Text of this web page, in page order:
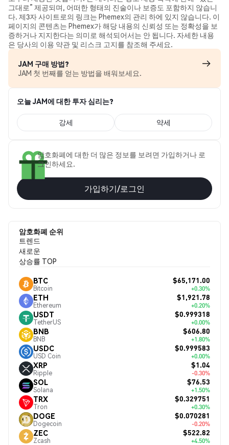
그대로” 제공되며, 어떠한 형태의 진술이나 보증도 포함하지 않습니
다. 제3자 사이트로의 링크는 Phemex의 관리 하에 있지 않습니다. 이
페이지의 콘텐츠는 Phemex가 해당 내용의 신뢰성 또는 정확성을 보
증하거나 지지한다는 의미로 해석되어서는 안 됩니다. 자세한 내용
은 당사의 이용 약관 및 리스크 고지를 참조해 주세요.
JAM 구매 방법?
JAM 첫 번째를 얻는 방법을 배워보세요.
오늘 JAM에 대한 투자 심리는?
강세 약세
암호화폐에 대한 더 많은 정보를 보려면 가입하거나 로
그인하세요.
가입하기/로그인
암호화폐 순위
트렌드
새로운
상승률 TOP
BTC
Bitcoin
$65,171.00
+0.30%
ETH
Ethereum
$1,921.78
+0.20%
USDT
TetherUS
$0.999318
+0.00%
BNB
BNB
$606.80
+1.80%
USDC
USD Coin
$0.999583
+0.00%
XRP
Ripple
$1.04
-0.30%
SOL
Solana
$76.53
+1.50%
TRX
Tron
$0.329751
+0.30%
DOGE
Dogecoin
$0.070281
-0.20%
ZEC
Zcash
$522.82
+4.50%